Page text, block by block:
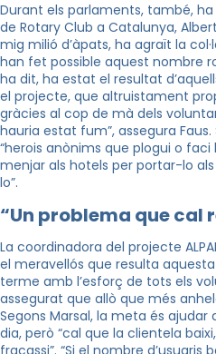
Durant els parlaments, també,
de Rotary Club a Catalunya,
mig milió d’àpats, ha agraït la
han fet possible aquest nombre
ha dit, ha estat el resultat
el projecte, que altruistament
gràcies al cop de mà dels
hauria estat fum”, assegura
“herois anònims que plogui o
menjar als hotels per portar-lo
lo”.
“Un problema que cal
La coordinadora del projecte
el meravellós que resulta
terme amb l’esforç de tots els
assegurat que allò que més
Segons Marsal, la meta és
dia, però “cal que la clientela
fracassi”. “Si el nombre d’usuaris